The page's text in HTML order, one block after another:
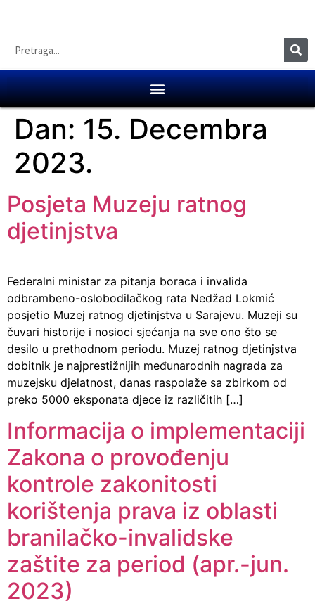
Dan: 15. Decembra
2023.
Posjeta Muzeju ratnog
djetinjstva
Federalni ministar za pitanja boraca i invalida
odbrambeno-oslobodilačkog rata Nedžad Lokmić
posjetio Muzej ratnog djetinjstva u Sarajevu. Muzeji su
čuvari historije i nosioci sjećanja na sve ono što se
desilo u prethodnom periodu. Muzej ratnog djetinjstva
dobitnik je najprestižnijih međunarodnih nagrada za
muzejsku djelatnost, danas raspolaže sa zbirkom od
preko 5000 eksponata djece iz različitih […]
Informacija o implementaciji
Zakona o provođenju
kontrole zakonitosti
korištenja prava iz oblasti
branilačko-invalidske
zaštite za period (apr.-jun.
2023)